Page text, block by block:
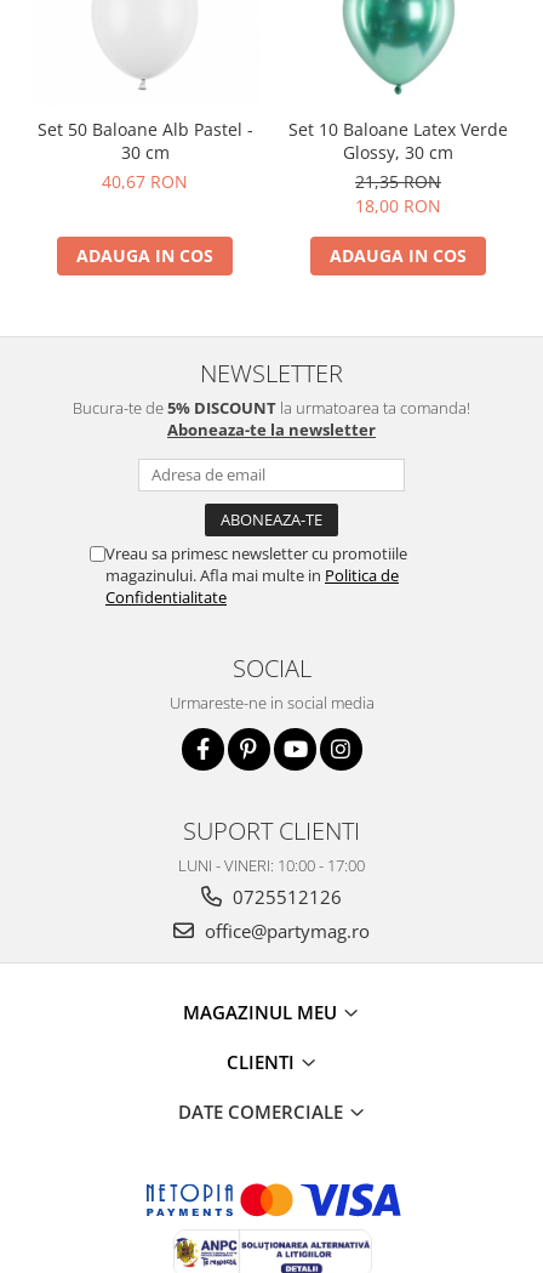
Set 50 Baloane Alb Pastel -
30 cm
40,67 RON
ADAUGA IN COS
Set 10 Baloane Latex Verde
Glossy, 30 cm
21,35 RON
18,00 RON
ADAUGA IN COS
NEWSLETTER
Bucura-te de5% DISCOUNT la urmatoarea ta comanda!
Aboneaza-te la newsletter
Vreau sa primesc newsletter cu promotiile
magazinului. Afla mai multe in Politica de
Confidentialitate
SOCIAL
Urmareste-ne in social media
SUPORT CLIENTI
LUNI - VINERI: 10:00 - 17:00
0725512126
office@partymag.ro
MAGAZINUL MEU
CLIENTI
DATE COMERCIALE